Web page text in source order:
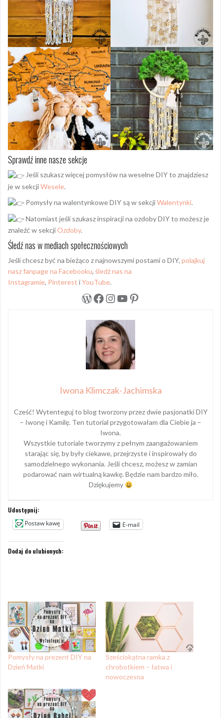
Sprawdź inne nasze sekcje
Jeśli szukasz więcej pomysłów na weselne DIY to znajdziesz
je w sekcjiWesele.
Pomysły na walentynkowe DIY są w sekcjiWalentynki.
Natomiast jeśli szukasz inspiracji na ozdoby DIY to możesz je
znaleźć w sekcjiOzdoby.
Śledź nas w mediach społecznościowych
Jeśli chcesz być na bieżąco z najnowszymi postami o DIY, polajkuj
nasz fanpage na Facebooku, śledź nas na
Instagramie, Pinterest iYouTube.
WordPress
Facebook
Instagram
YouTube
Pinterest
Iwona Klimczak-Jachimska
Cześć! Wytenteguj to blog tworzony przez dwie pasjonatki DIY
– Iwonę i Kamilę. Ten tutorial przygotowałam dla Ciebie ja –
Iwona.
Wszystkie tutoriale tworzymy z pełnym zaangażowaniem
starając się, by były ciekawe, przejrzyste i inspirowały do
samodzielnego wykonania. Jeśli chcesz, możesz w zamian
podarować nam wirtualną kawkę. Będzie nam bardzo miło.
Dziękujemy
Udostępnij:
Postaw kawę
E-mail
Dodaj do ulubionych:
Pomysły na prezent DIY na
Dzień Matki
Sześciokątna ramka z
chrobotkiem – łatwa i
nowoczesna